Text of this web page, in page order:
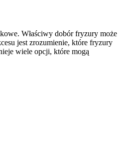
Właściwy dobór fryzury może
jest zrozumienie, które fryzury
wiele opcji, które mogą